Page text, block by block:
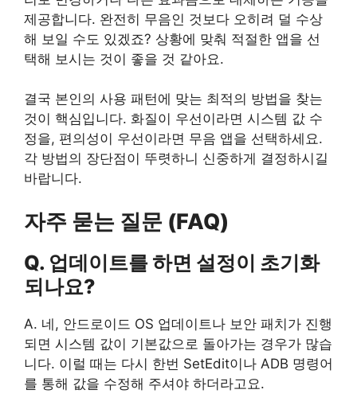
제공합니다. 완전히 무음인 것보다 오히려 덜 수상
해 보일 수도 있겠죠? 상황에 맞춰 적절한 앱을 선
택해 보시는 것이 좋을 것 같아요.
결국 본인의 사용 패턴에 맞는 최적의 방법을 찾는
것이 핵심입니다. 화질이 우선이라면 시스템 값 수
정을, 편의성이 우선이라면 무음 앱을 선택하세요.
각 방법의 장단점이 뚜렷하니 신중하게 결정하시길
바랍니다.
자주 묻는 질문 (FAQ)
Q. 업데이트를 하면 설정이 초기화
되나요?
A. 네, 안드로이드 OS 업데이트나 보안 패치가 진행
되면 시스템 값이 기본값으로 돌아가는 경우가 많습
니다. 이럴 때는 다시 한번 SetEdit이나 ADB 명령어
를 통해 값을 수정해 주셔야 하더라고요.